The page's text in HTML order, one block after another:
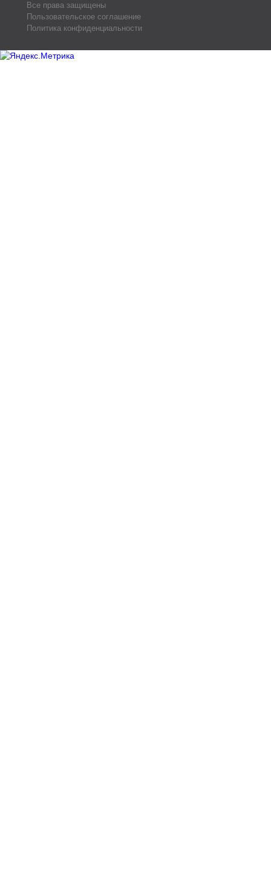
Все права защищены
Пользовательское соглашение
Политика конфиденциальности